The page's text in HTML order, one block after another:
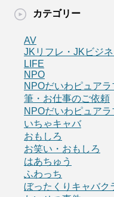
カテゴリー
AV
JKリフレ・JKビジネ
LIFE
NPO
NPOだいわピュア
筆・お仕事のご依頼
NPOだいわピュア
いちゃキャバ
おもしろ
お笑い・おもしろ
はあちゅう
ふわっち
ぼったくりキャバク